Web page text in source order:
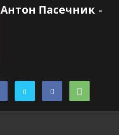
Антон Пасечник -